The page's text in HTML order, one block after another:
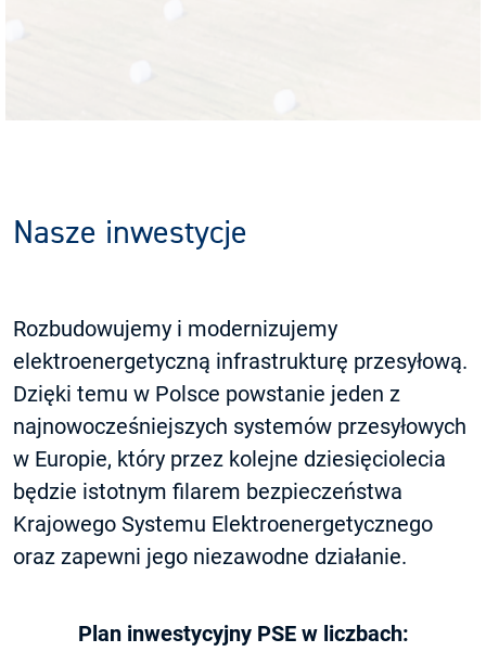
Nasze inwestycje
Rozbudowujemy i modernizujemy
elektroenergetyczną infrastrukturę przesyłową.
Dzięki temu w Polsce powstanie jeden z
najnowocześniejszych systemów przesyłowych
w Europie, który przez kolejne dziesięciolecia
będzie istotnym filarem bezpieczeństwa
Krajowego Systemu Elektroenergetycznego
oraz zapewni jego niezawodne działanie.
Plan inwestycyjny PSE w liczbach: